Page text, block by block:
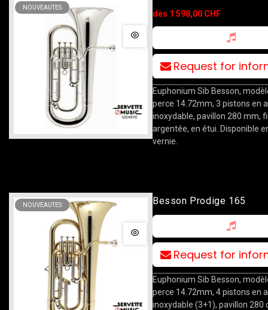
NOUVEAUTES
dès 1 598,00 CHF
Request for
Euphonium Sib Besson,
perce 14.72mm, 3 pistons en
inoxydable, pavillon 280 mm,
argentée, en étui. Disponible
vernie.
NOUVEAUTES Besson Prodige 165
Request for
Euphonium Sib Besson,
perce 14.72mm, 4 pistons en
inoxydable (3+1), pavillon 280